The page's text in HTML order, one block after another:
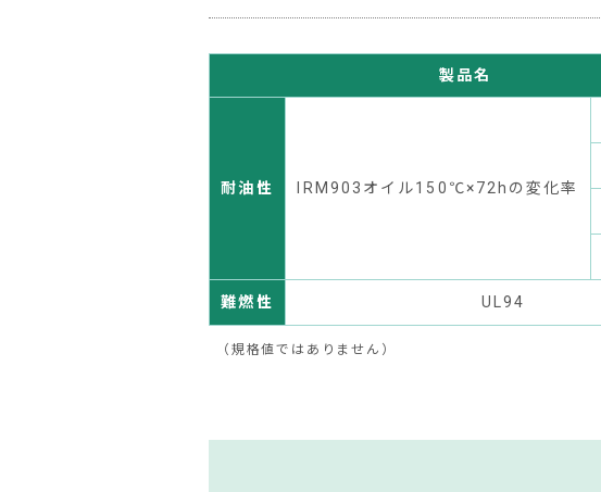
製品名
耐油性 IRM903オイル150℃×72hの変化率
難燃性 UL94
（規格値ではありません）